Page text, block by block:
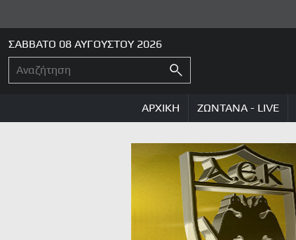
ΣΑΒΒΑΤΟ 08 ΑΥΓΟΥΣΤΟΥ 2026
ΑΡΧΙΚΗ ΖΩΝΤΑΝΑ - LIVE